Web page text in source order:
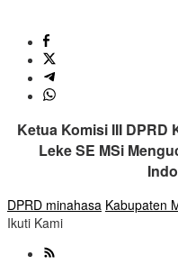
Ketua Komisi III DPRD
Leke SE MSi
DPRD minahasa Kabupaten
Ikuti Kami